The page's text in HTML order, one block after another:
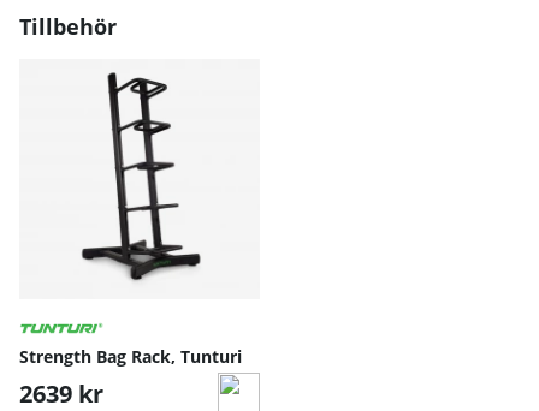
Tillbehör
Strength Bag Rack, Tunturi
2639 kr